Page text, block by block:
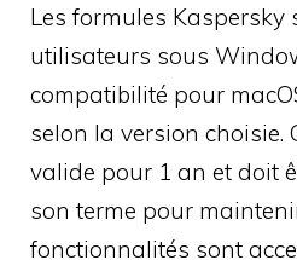
Les formules Kaspersky
utilisateurs sous
compatibilité pour
selon la version choisie.
valide pour 1 an et doit
son terme pour
fonctionnalités sont